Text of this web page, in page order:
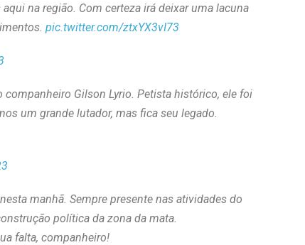
na região. Com certeza irá deixar uma lacuna
pic.twitter.com/ztxYX3vI73
Gilson Lyrio. Petista histórico, ele foi
um grande lutador, mas fica seu legado.
manhã. Sempre presente nas atividades do
política da zona da mata.
falta, companheiro!